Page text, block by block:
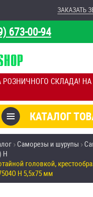
СКЛАДА! НА
673-00-94
ЗАКАЗАТЬ
КАТАЛОГ
со скидкой
крепёж,
Саморезы и шурупы
H
головкой,
H 5,5х75 мм